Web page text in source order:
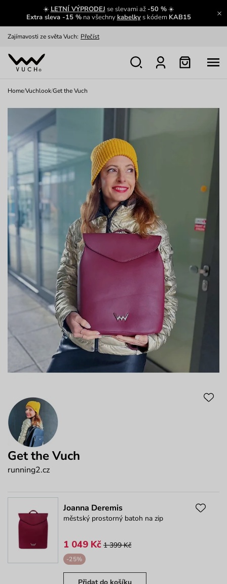
☀️ LETNÍ VÝPRODEJ se slevami až -50 %☀️
Extra sleva -15 %na všechnykabelkys kódem KAB15
Zajímavosti ze světa Vuch: Přečíst
Výměna a vrácení zdarma
Home/Vuchlook/Get the Vuch
Get the Vuch
running2.cz
Joanna Deremis
městský prostorný batoh na zip
1 049 Kč 1 399 Kč
-25%